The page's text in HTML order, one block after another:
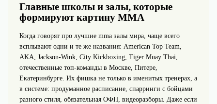
Главные школы и залы, которые
формируют картину MMA
Когда говорят про лучшие mma залы мира, чаще всего
всплывают одни и те же названия: American Top Team,
AKA, Jackson-Wink, City Kickboxing, Tiger Muay Thai,
отечественные топ-команды в Москве, Питере,
Екатеринбурге. Их фишка не только в именитых тренерах, а
в системе: продуманное расписание, спарринги с бойцами
разного стиля, обязательная ОФП, видеоразборы. Даже если